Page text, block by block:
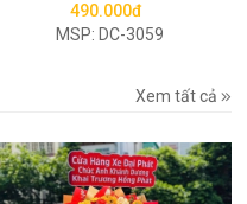
490.000đ
MSP: DC-3059
Xem tất cả